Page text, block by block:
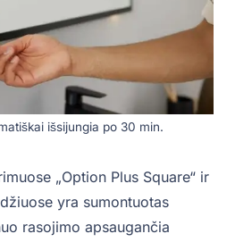
išsijungia po 30 min.
„Option Plus Square“ ir
yra sumontuotas
rasojimo apsaugančia